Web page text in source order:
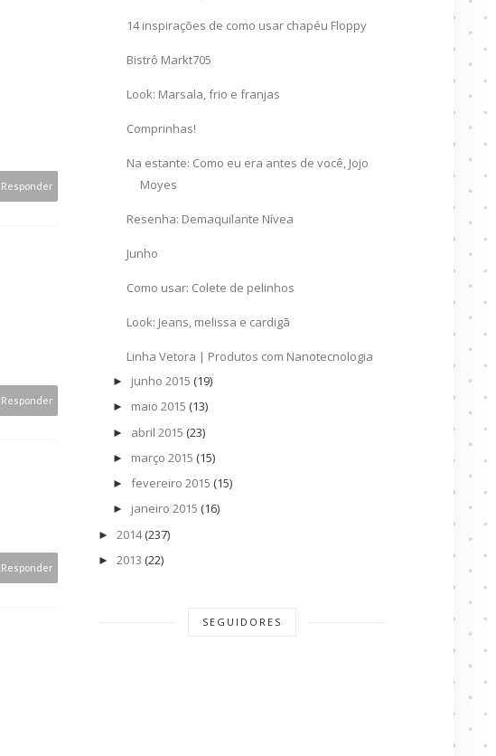
Responder
Responder
Responder
14 inspirações de como usar chapéu Floppy
Bistrô Markt705
Look: Marsala, frio e franjas
Comprinhas!
Na estante: Como eu era antes de você, Jojo
Moyes
Resenha: Demaquilante Nívea
Junho
Como usar: Colete de pelinhos
Look: Jeans, melissa e cardigã
Linha Vetora | Produtos com Nanotecnologia
► junho 2015 (19)
► maio 2015 (13)
► abril 2015 (23)
► março 2015 (15)
► fevereiro 2015 (15)
► janeiro 2015 (16)
► 2014 (237)
► 2013 (22)
SEGUIDORES